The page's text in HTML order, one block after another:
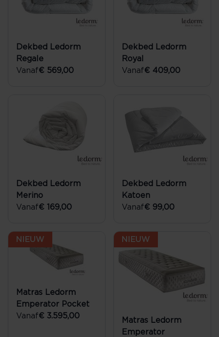
Dekbed Ledorm
Regale
Vanaf€ 569,00
Dekbed Ledorm
Royal
Vanaf€ 409,00
Dekbed Ledorm
Merino
Vanaf€ 169,00
Dekbed Ledorm
Katoen
Vanaf€ 99,00
NIEUW
Matras Ledorm
Emperator Pocket
Vanaf€ 3.595,00
NIEUW
Matras Ledorm
Emperator